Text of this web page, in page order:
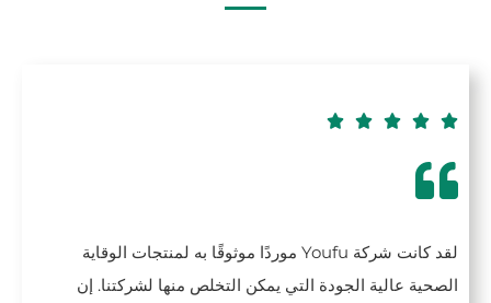





لقد كانت شركة Youfu موردًا موثوقًا به لمنتجات الوقاية
الصحية عالية الجودة التي يمكن التخلص منها لشركتنا. إن